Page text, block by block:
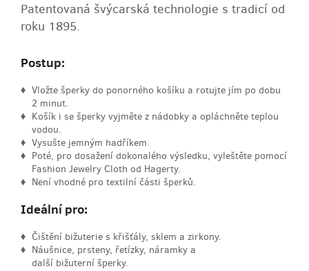
Patentovaná švýcarská technologie s tradicí od
roku 1895.
Postup:
Vložte šperky do ponorného košíku a rotujte jím po dobu
2 minut.
Košík i se šperky vyjměte z nádobky a opláchněte teplou
vodou.
Vysušte jemným hadříkem.
Poté, pro dosažení dokonalého výsledku, vyleštěte pomocí
Fashion Jewelry Cloth od Hagerty.
Není vhodné pro textilní části šperků.
Ideální pro:
Čištění bižuterie s křišťály, sklem a zirkony.
Náušnice, prsteny, řetízky, náramky a
další bižuterní šperky.